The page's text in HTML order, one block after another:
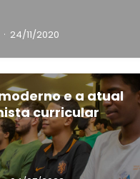
· 24/11/2020
e a atual
curricular